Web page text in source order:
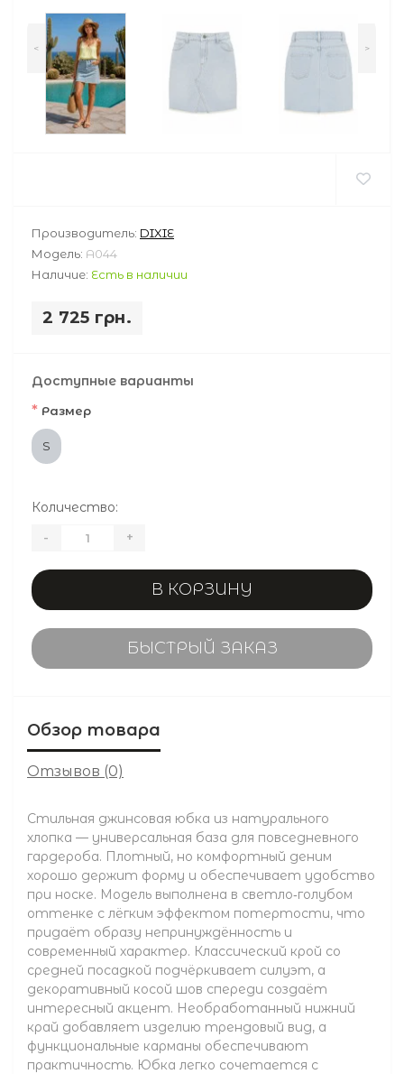
< >
Производитель: DIXIE
Модель: A044
Наличие: Есть в наличии
2 725 грн.
Доступные варианты
* Размер
S
Количество:
- +
В КОРЗИНУ
БЫСТРЫЙ ЗАКАЗ
Обзор товара
Отзывов (0)
Стильная джинсовая юбка из натурального
хлопка — универсальная база для повседневного
гардероба. Плотный, но комфортный деним
хорошо держит форму и обеспечивает удобство
при носке. Модель выполнена в светло‑голубом
оттенке с лёгким эффектом потертости, что
придаёт образу непринуждённость и
современный характер. Классический крой со
средней посадкой подчёркивает силуэт, а
декоративный косой шов спереди создаёт
интересный акцент. Необработанный нижний
край добавляет изделию трендовый вид, а
функциональные карманы обеспечивают
практичность. Юбка легко сочетается с